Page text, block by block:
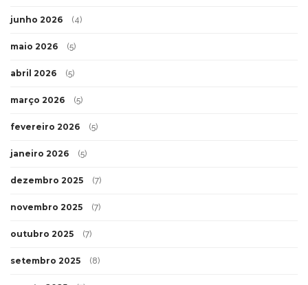
junho 2026 (4)
maio 2026 (5)
abril 2026 (5)
março 2026 (5)
fevereiro 2026 (5)
janeiro 2026 (5)
dezembro 2025 (7)
novembro 2025 (7)
outubro 2025 (7)
setembro 2025 (8)